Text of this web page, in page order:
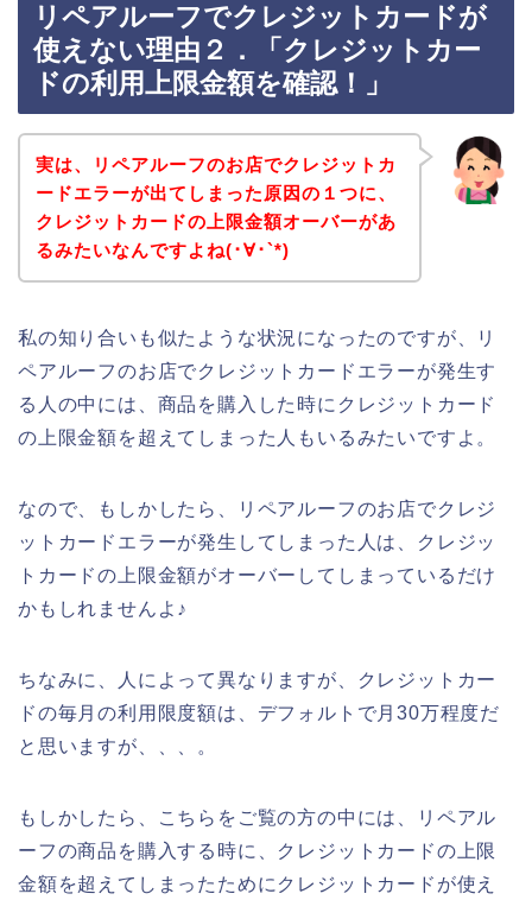
リペアルーフでクレジットカードが
使えない理由２．「クレジットカー
ドの利用上限金額を確認！」
実は、リペアルーフのお店でクレジットカ
ードエラーが出てしまった原因の１つに、
クレジットカードの上限金額オーバーがあ
るみたいなんですよね(･∀･`*)
私の知り合いも似たような状況になったのですが、リ
ペアルーフのお店でクレジットカードエラーが発生す
る人の中には、商品を購入した時にクレジットカード
の上限金額を超えてしまった人もいるみたいですよ。
なので、もしかしたら、リペアルーフのお店でクレジ
ットカードエラーが発生してしまった人は、クレジッ
トカードの上限金額がオーバーしてしまっているだけ
かもしれませんよ♪
ちなみに、人によって異なりますが、クレジットカー
ドの毎月の利用限度額は、デフォルトで月30万程度だ
と思いますが、、、。
もしかしたら、こちらをご覧の方の中には、リペアル
ーフの商品を購入する時に、クレジットカードの上限
金額を超えてしまったためにクレジットカードが使え